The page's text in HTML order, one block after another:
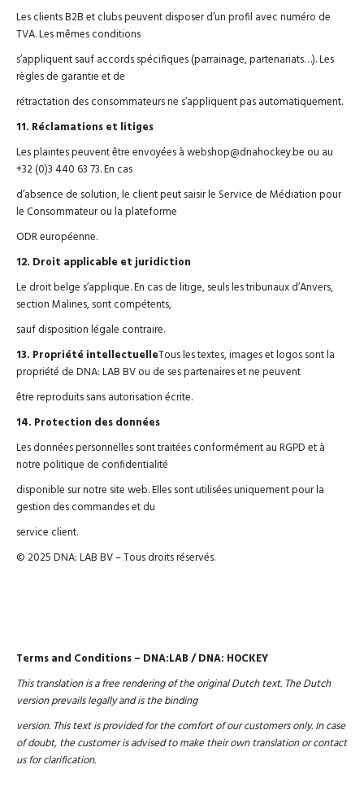
Les clients B2B et clubs peuvent disposer d’un profil avec numéro de
TVA. Les mêmes conditions
s’appliquent sauf accords spécifiques (parrainage, partenariats…). Les
règles de garantie et de
rétractation des consommateurs ne s’appliquent pas automatiquement.
11. Réclamations et litiges
Les plaintes peuvent être envoyées à webshop@dnahockey.be ou au
+32 (0)3 440 63 73. En cas
d’absence de solution, le client peut saisir le Service de Médiation pour
le Consommateur ou la plateforme
ODR européenne.
12. Droit applicable et juridiction
Le droit belge s’applique. En cas de litige, seuls les tribunaux d’Anvers,
section Malines, sont compétents,
sauf disposition légale contraire.
13. Propriété intellectuelleTous les textes, images et logos sont la
propriété de DNA: LAB BV ou de ses partenaires et ne peuvent
être reproduits sans autorisation écrite.
14. Protection des données
Les données personnelles sont traitées conformément au RGPD et à
notre politique de confidentialité
disponible sur notre site web. Elles sont utilisées uniquement pour la
gestion des commandes et du
service client.
© 2025 DNA: LAB BV – Tous droits réservés.
Terms and Conditions – DNA:LAB / DNA: HOCKEY
This translation is a free rendering of the original Dutch text. The Dutch
version prevails legally and is the binding
version. This text is provided for the comfort of our customers only. In case
of doubt, the customer is advised to make their own translation or contact
us for clarification.